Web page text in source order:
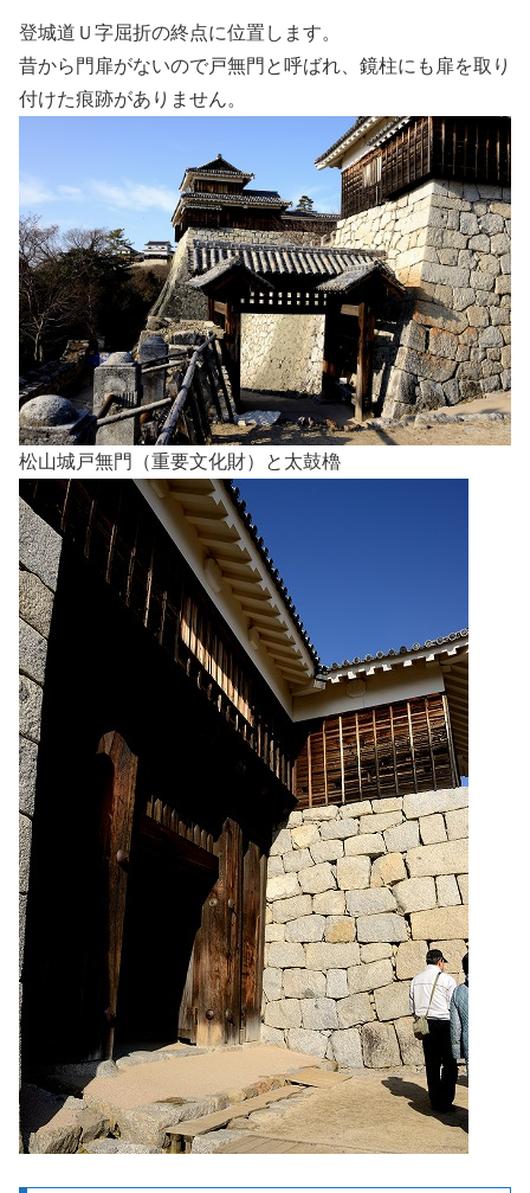
登城道Ｕ字屈折の終点に位置します。
昔から門扉がないので戸無門と呼ばれ、鏡柱にも扉を取り
付けた痕跡がありません。
松山城戸無門（重要文化財）と太鼓櫓